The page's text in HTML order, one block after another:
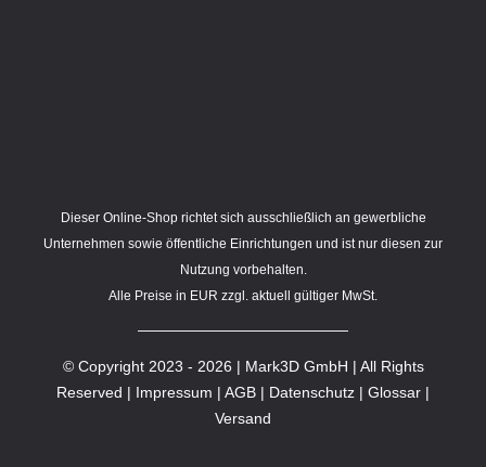
Dieser Online-Shop richtet sich ausschließlich an gewerbliche
Unternehmen sowie öffentliche Einrichtungen und ist nur diesen zur
Nutzung vorbehalten.
Alle Preise in EUR zzgl. aktuell gültiger MwSt.
© Copyright 2023 - 2026 | Mark3D GmbH | All Rights
Reserved | Impressum | AGB | Datenschutz | Glossar |
Versand